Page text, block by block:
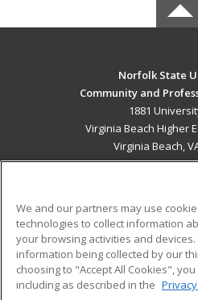
Norfolk State
Community and
1881
Virginia Beach Higher
Virginia Beach,
ADDITIONAL
Military
Financial Assistance
Help
We and our partners may use
technologies to collect information
your browsing activities and
information being collected by our
choosing to "Accept All Cookies",
including as described in the